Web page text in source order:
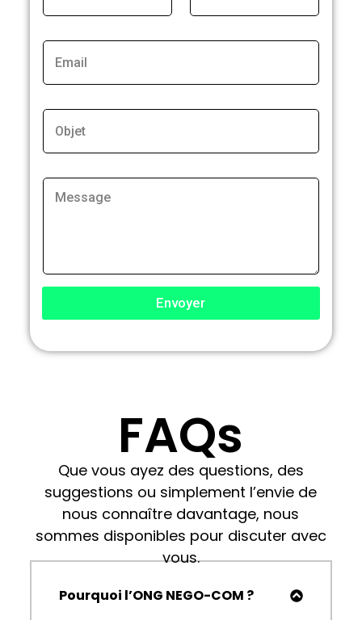
Envoyer
FAQs
Que vous ayez des questions, des
suggestions ou simplement l’envie de
nous connaître davantage, nous
sommes disponibles pour discuter avec
vous.
Pourquoi l’ONG NEGO-COM ?